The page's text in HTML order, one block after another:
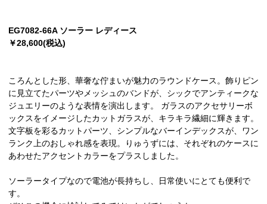
EG7082-66A ソーラー レディース
￥28,600(税込)
ころんとした形、華奢な佇まいが魅力のラウンドケース。飾りピン
に見立てたパーツやメッシュのバンドが、シックでアンティークな
ジュエリーのような表情を演出します。 ガラスのアクセサリーボ
ックスをイメージしたカットガラスが、キラキラ繊細に輝きます。
文字板を彩るカットパーツ、シンプルなバーインデックスが、ワン
ランク上のおしゃれ感を表現。りゅうずには、それぞれのケースに
あわせたアクセントカラーをプラスしました。
ソーラータイプなので電池が長持ちし、日常使いにとても便利で
す。